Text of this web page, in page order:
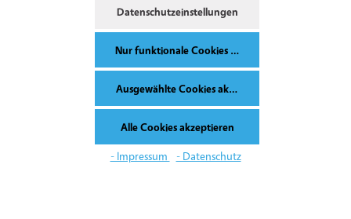
Werkzeugleiste anzeigen
Datenschutzeinstellungen
Nur funktionale Cookies akzeptieren
Ausgewählte Cookies akzeptieren
Alle Cookies akzeptieren
- Impressum - Datenschutz